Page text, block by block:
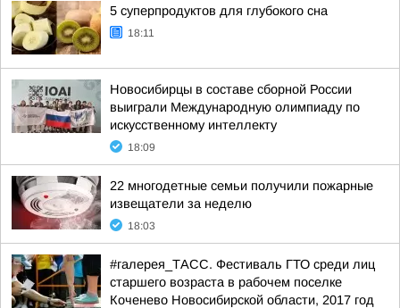
5 суперпродуктов для глубокого сна
18:11
Новосибирцы в составе сборной России
выиграли Международную олимпиаду по
искусственному интеллекту
18:09
22 многодетные семьи получили пожарные
извещатели за неделю
18:03
#галерея_ТАСС. Фестиваль ГТО среди лиц
старшего возраста в рабочем поселке
Коченево Новосибирской области, 2017 год